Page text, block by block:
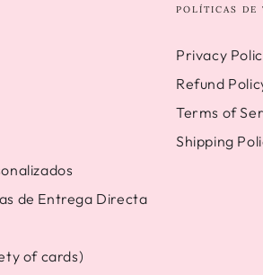
de Entrega Directa
of cards)
POLÍTICAS DE
Privacy
Refund
Terms of
Shipping